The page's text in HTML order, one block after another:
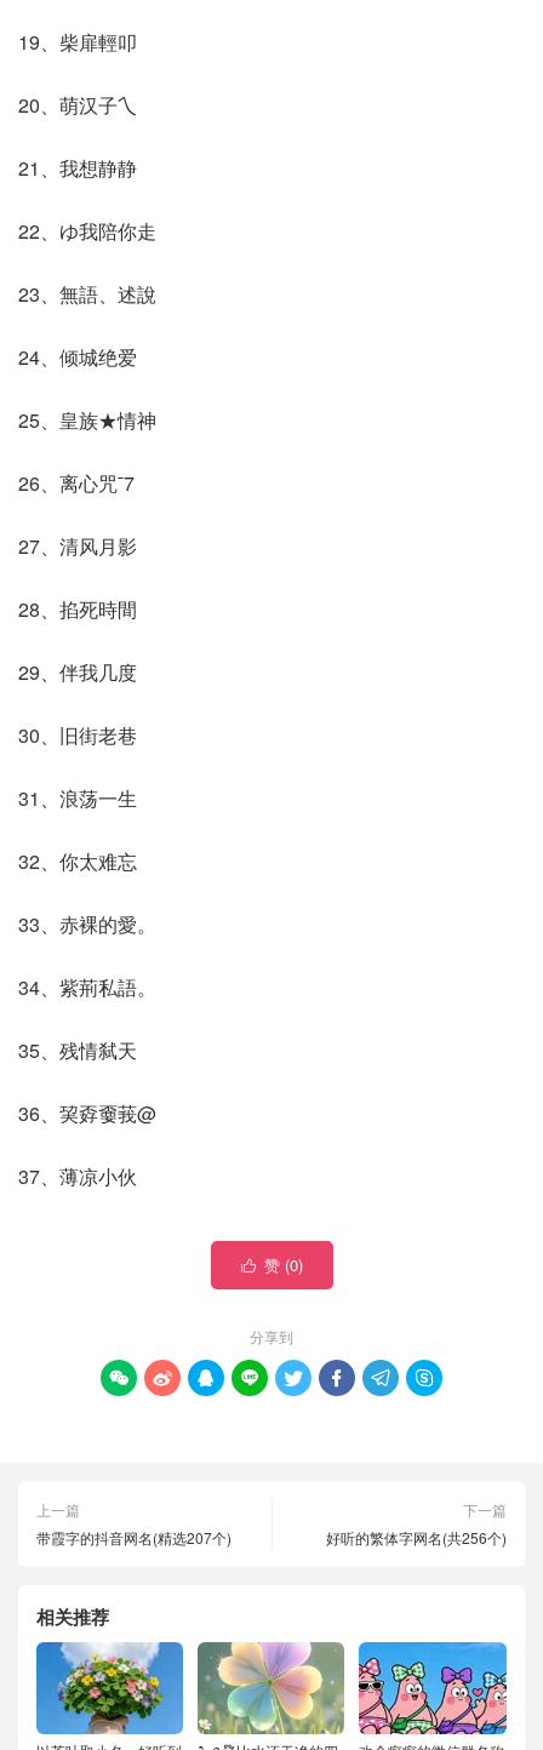
19、柴扉輕叩
20、萌汉子乀
21、我想静静
22、ゆ我陪你走
23、無語、述說
24、倾城绝爱
25、皇族★情神
26、离心咒ˉ7
27、清风月影
28、掐死時間
29、伴我几度
30、旧街老巷
31、浪荡一生
32、你太难忘
33、赤裸的愛。
34、紫荊私語。
35、残情弑天
36、巭孬嫑莪@
37、薄凉小伙
 赞 (0)
分享到
       
上一篇
带霞字的抖音网名(精选207个)
下一篇
好听的繁体字网名(共256个)
相关推荐